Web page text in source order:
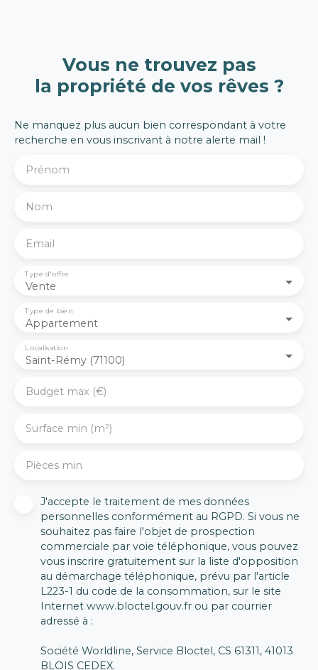
petite copropriété de
seulement 5
logements. Dès
séduits par
l’atmosphère
soignée du bien,
confortable et
propose une
lumineuse avec
cuisine ouverte
entièrement
aménagée et équipée.
compose de trois
belles chambres, une
ainsi qu’un WC
L’immeuble a
de rénovation, tout
l’appartement qui a
été entièrement
modernisé,
permettant de
profiter d’un
immeuble et d'un
logement sans
travaux à prévoir. Un
bien clé en main. Trois
stationnement
privatives Faibles
Vous ne trouvez pas
la propriété de vos rêves ?
Ne manquez plus aucun bien correspondant à votre
recherche en vous inscrivant à notre alerte mail !
Prénom
Nom
Email
Vente
Type d'offre
Appartement
Type de bien
Saint-Rémy (71100)
Localisation
Budget max (€)
Surface min (m²)
Pièces min
J'accepte le traitement de mes données
personnelles conformément au RGPD. Si vous ne
souhaitez pas faire l'objet de prospection
commerciale par voie téléphonique, vous pouvez
vous inscrire gratuitement sur la liste d'opposition
au démarchage téléphonique, prévu par l'article
L223-1 du code de la consommation, sur le site
Internet www.bloctel.gouv.fr ou par courrier
adressé à :
Société Worldline, Service Bloctel, CS 61311, 41013
BLOIS CEDEX.